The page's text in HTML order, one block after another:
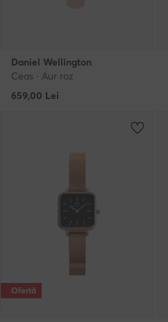
Daniel Wellington
Ceas · Aur roz
659,00 Lei
Ofertă